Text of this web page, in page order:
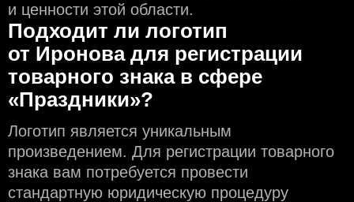
и ценности этой области.
Подходит ли логотип
от Иронова для регистрации
товарного знака в сфере
«Праздники»?
Логотип является уникальным
произведением. Для регистрации товарного
знака вам потребуется провести
стандартную юридическую процедуру